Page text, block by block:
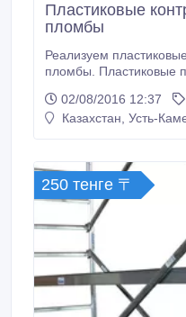
Пластиковые
пломбы
Реализуем
пломбы. Пластиковые
журнале, что предотвращает возможность
подделки. Пломбы
помещения, сейфы, транспорт, оборудование,
мешки, и т.
02/08/2016 12:37
Казахстан, Усть-
250 тенге 〒